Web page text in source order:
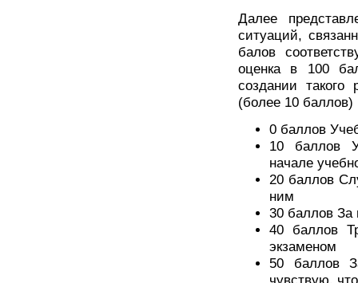
Далее
ситуаций,
балов
оценка в 100
создании
(более 10 баллов)
0 баллов
10 баллов
начале
20 баллов
ним
30 баллов За
40 баллов
экзаменом
50 баллов
чувствую,